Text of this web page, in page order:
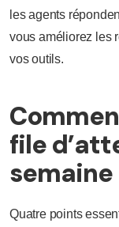
les agents
vous améliorez les
vos outils.
file
semaine
Quatre points